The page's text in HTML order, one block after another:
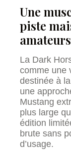
Une
piste
La Dark
comme une
destinée à
une
Mustang
plus large
édition
brute sans
d’usage.